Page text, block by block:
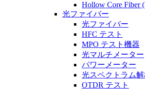
Hollow Core Fiber
光ファイバー
光ファイバー
HFC テスト
MPO テスト機器
光マルチメーター
パワーメーター
光スペクトラム
OTDR テスト